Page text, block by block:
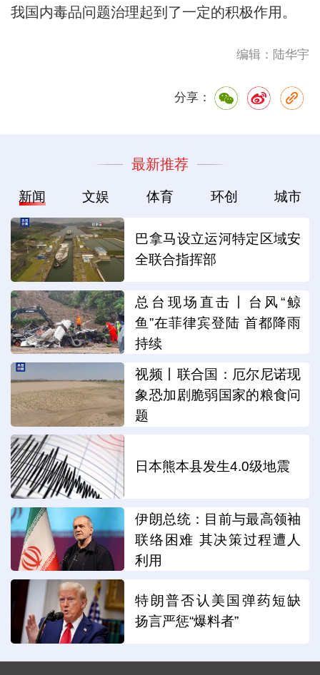
我国内毒品问题治理起到了一定的积极作用。
编辑：陆华宇
分享：
最新推荐
新闻 文娱 体育 环创 城市
巴拿马设立运河特定区域安
全联合指挥部
总台现场直击丨台风“鲸
鱼”在菲律宾登陆 首都降雨
持续
视频丨联合国：厄尔尼诺现
象恐加剧脆弱国家的粮食问
题
日本熊本县发生4.0级地震
伊朗总统：目前与最高领袖
联络困难 其决策过程遭人
利用
特朗普否认美国弹药短缺
扬言严惩“爆料者”